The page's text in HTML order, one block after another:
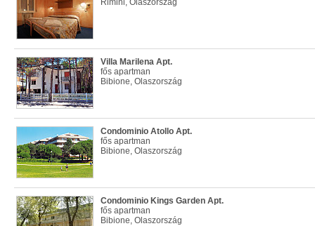
Rimini, Olaszország
Villa Marilena Apt.
fős apartman
Bibione, Olaszország
Condominio Atollo Apt.
fős apartman
Bibione, Olaszország
Condominio Kings Garden Apt.
fős apartman
Bibione, Olaszország